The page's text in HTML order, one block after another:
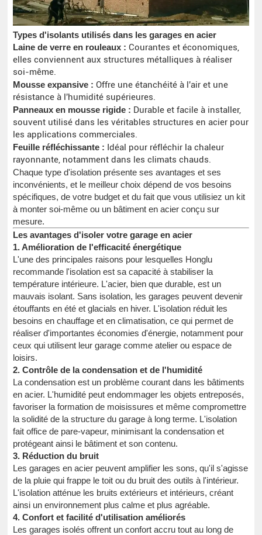
Types d'isolants utilisés dans les garages en acier
Laine de verre en rouleaux : Courantes et économiques,
elles conviennent aux structures métalliques à réaliser
soi-même.
Mousse expansive : Offre une étanchéité à l'air et une
résistance à l'humidité supérieures.
Panneaux en mousse rigide : Durable et facile à installer,
souvent utilisé dans les véritables structures en acier pour
les applications commerciales.
Feuille réfléchissante : Idéal pour réfléchir la chaleur
rayonnante, notamment dans les climats chauds.
Chaque type d'isolation présente ses avantages et ses
inconvénients, et le meilleur choix dépend de vos besoins
spécifiques, de votre budget et du fait que vous utilisiez un kit
à monter soi-même ou un bâtiment en acier conçu sur
mesure.
Les avantages d'isoler votre garage en acier
1. Amélioration de l'efficacité énergétique
L'une des principales raisons pour lesquelles Honglu
recommande l'isolation est sa capacité à stabiliser la
température intérieure. L'acier, bien que durable, est un
mauvais isolant. Sans isolation, les garages peuvent devenir
étouffants en été et glacials en hiver. L'isolation réduit les
besoins en chauffage et en climatisation, ce qui permet de
réaliser d'importantes économies d'énergie, notamment pour
ceux qui utilisent leur garage comme atelier ou espace de
loisirs.
2. Contrôle de la condensation et de l'humidité
La condensation est un problème courant dans les bâtiments
en acier. L'humidité peut endommager les objets entreposés,
favoriser la formation de moisissures et même compromettre
la solidité de la structure du garage à long terme. L'isolation
fait office de pare-vapeur, minimisant la condensation et
protégeant ainsi le bâtiment et son contenu.
3. Réduction du bruit
Les garages en acier peuvent amplifier les sons, qu'il s'agisse
de la pluie qui frappe le toit ou du bruit des outils à l'intérieur.
L'isolation atténue les bruits extérieurs et intérieurs, créant
ainsi un environnement plus calme et plus agréable.
4. Confort et facilité d'utilisation améliorés
Les garages isolés offrent un confort accru tout au long de